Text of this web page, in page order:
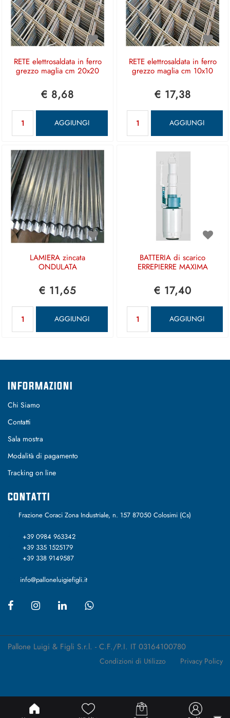
RETE elettrosaldata in ferro
grezzo maglia cm 20x20
€ 8,68
AGGIUNGI
RETE elettrosaldata in ferro
grezzo maglia cm 10x10
€ 17,38
AGGIUNGI
LAMIERA zincata
ONDULATA
€ 11,65
AGGIUNGI
BATTERIA di scarico
ERREPIERRE MAXIMA
€ 17,40
AGGIUNGI
INFORMAZIONI
Chi Siamo
Contatti
Sala mostra
Modalità di pagamento
Tracking on line
CONTATTI
Frazione Coraci Zona Industriale, n. 157 87050 Colosimi (Cs)
+39 0984 963342
+39 335 1525179
+39 338 9149587
info@palloneluigiefigli.it
Pallone Luigi & Figli S.r.l. - C.F./P.I. IT 03164100780
Condizioni di Utilizzo Privacy Policy
Powered by Passepartout